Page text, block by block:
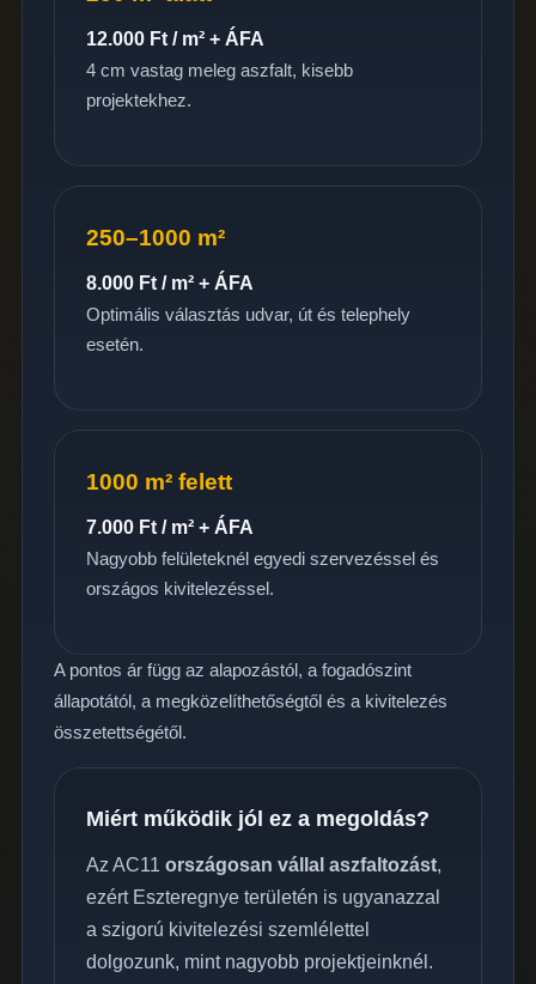
12.000 Ft / m² + ÁFA
4 cm vastag meleg aszfalt, kisebb
projektekhez.
250–1000 m²
8.000 Ft / m² + ÁFA
Optimális választás udvar, út és telephely
esetén.
1000 m² felett
7.000 Ft / m² + ÁFA
Nagyobb felületeknél egyedi szervezéssel és
országos kivitelezéssel.
A pontos ár függ az alapozástól, a fogadószint
állapotától, a megközelíthetőségtől és a kivitelezés
összetettségétől.
Miért működik jól ez a megoldás?
Az AC11 országosan vállal aszfaltozást,
ezért Eszteregnye területén is ugyanazzal
a szigorú kivitelezési szemlélettel
dolgozunk, mint nagyobb projektjeinknél.